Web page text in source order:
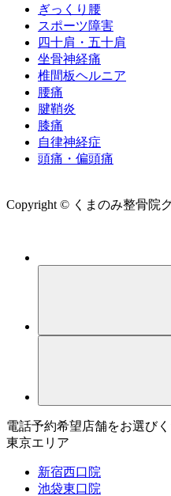
ぎっくり腰
スポーツ障害
四十肩・五十肩
坐骨神経痛
椎間板ヘルニア
腰痛
腱鞘炎
膝痛
自律神経症
頭痛・偏頭痛
Copyright © くまのみ整骨院
電話予約希望店舗をお選び
東京エリア
新宿西口院
池袋東口院